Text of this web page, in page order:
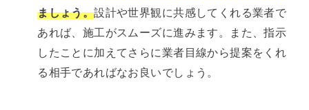
ましょう。設計や世界観に共感してくれる業者で
あれば、施工がスムーズに進みます。また、指示
したことに加えてさらに業者目線から提案をくれ
る相手であればなお良いでしょう。